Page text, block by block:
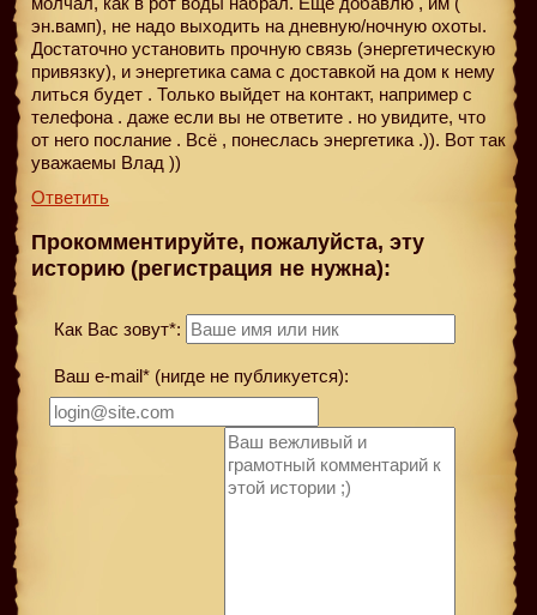
эн.вамп), не надо выходить на дневную/ночную охоты.
Достаточно установить прочную связь (энергетическую
привязку), и энергетика сама с доставкой на дом к нему
литься будет . Только выйдет на контакт, например с
телефона . даже если вы не ответите . но увидите, что
от него послание . Всё , понеслась энергетика .)). Вот так
уважаемы Влад ))
Ответить
Прокомментируйте, пожалуйста, эту
историю (регистрация не нужна):
Как Вас зовут*:
Ваш e-mail* (нигде не публикуется):